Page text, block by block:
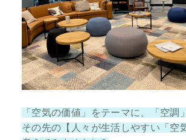
「空気の価値」をテーマに、「空調
その先の【人々が生活しやすい「空